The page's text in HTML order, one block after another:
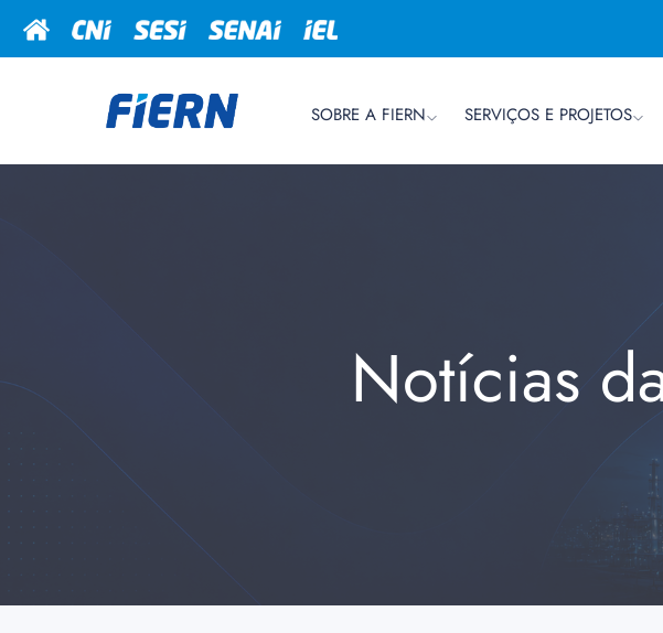
SOBRE A FIERN SERVIÇOS E PROJETOS
Notícias